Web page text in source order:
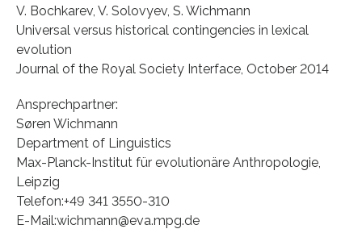
V. Bochkarev, V. Solovyev, S. Wichmann
Universal versus historical contingencies in lexical
evolution
Journal of the Royal Society Interface, October 2014
Ansprechpartner:
Søren Wichmann
Department of Linguistics
Max-Planck-Institut für evolutionäre Anthropologie,
Leipzig
Telefon:+49 341 3550-310
E-Mail:wichmann@eva.mpg.de